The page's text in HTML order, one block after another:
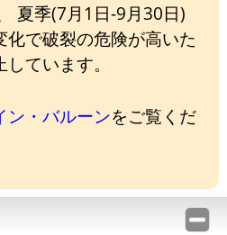
夏季(7月1日-9月30日)
化で破裂の危険が高いた
ています。
ン・バルーンをご覧くだ